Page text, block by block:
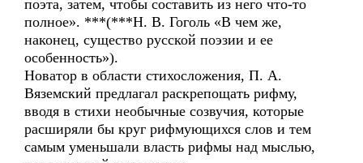
поэта, затем, чтобы составить из него что-то
полное». ***(***Н. В. Гоголь «В чем же,
наконец, существо русской поэзии и ее
особенность»).
Новатор в области стихосложения, П. А.
Вяземский предлагал раскрепощать рифму,
вводя в стихи необычные созвучия, которые
расширяли бы круг рифмующихся слов и тем
самым уменьшали власть рифмы над мыслью,